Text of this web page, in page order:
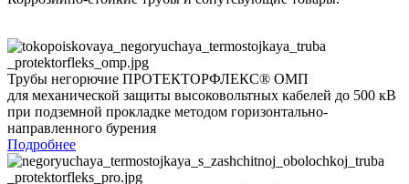
Трубы негорючие ПРОТЕКТОРФЛЕКС® ОМП
для механической защиты высоковольтных кабелей до 500 кВ
при подземной прокладке методом горизонтально-
направленного бурения
Подробнее